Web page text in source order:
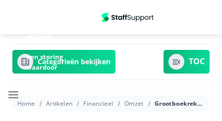
ervaren
een storing
waardoor
facturen en
Categorieën bekijken
Home Artikelen Financieel Omzet Grootboekrekeningnummer